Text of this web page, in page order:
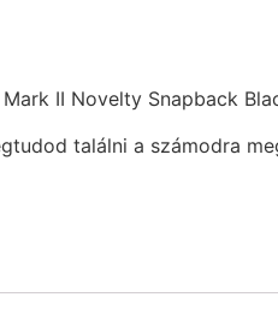
II Novelty Snapback
találni a számodra